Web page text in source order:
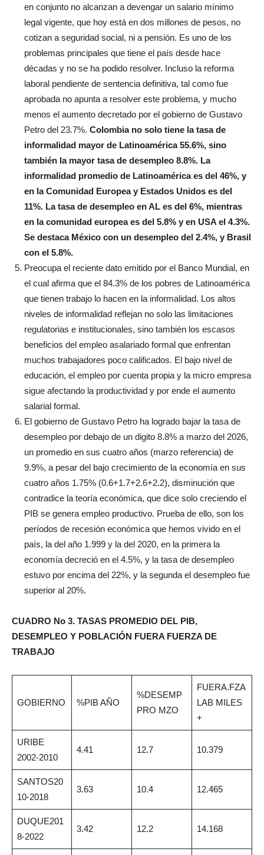
en conjunto no alcanzan a devengar un salario mínimo
legal vigente, que hoy está en dos millones de pesos, no
cotizan a seguridad social, ni a pensión. Es uno de los
problemas principales que tiene el país desde hace
décadas y no se ha podido resolver. Incluso la reforma
laboral pendiente de sentencia definitiva, tal como fue
aprobada no apunta a resolver este problema, y mucho
menos el aumento decretado por el gobierno de Gustavo
Petro del 23.7%. Colombia no solo tiene la tasa de
informalidad mayor de Latinoamérica 55.6%, sino
también la mayor tasa de desempleo 8.8%. La
informalidad promedio de Latinoamérica es del 46%, y
en la Comunidad Europea y Estados Unidos es del
11%. La tasa de desempleo en AL es del 6%, mientras
en la comunidad europea es del 5.8% y en USA el 4.3%.
Se destaca México con un desempleo del 2.4%, y Brasil
con el 5.8%.
Preocupa el reciente dato emitido por el Banco Mundial, en
el cual afirma que el 84.3% de los pobres de Latinoamérica
que tienen trabajo lo hacen en la informalidad. Los altos
niveles de informalidad reflejan no solo las limitaciones
regulatorias e institucionales, sino también los escasos
beneficios del empleo asalariado formal que enfrentan
muchos trabajadores poco calificados. El bajo nivel de
educación, el empleo por cuenta propia y la micro empresa
sigue afectando la productividad y por ende el aumento
salarial formal.
El gobierno de Gustavo Petro ha logrado bajar la tasa de
desempleo por debajo de un digito 8.8% a marzo del 2026,
un promedio en sus cuatro años (marzo referencia) de
9.9%, a pesar del bajo crecimiento de la economía en sus
cuatro años 1.75% (0.6+1.7+2.6+2.2), disminución que
contradice la teoría económica, que dice solo creciendo el
PIB se genera empleo productivo. Prueba de ello, son los
períodos de recesión económica que hemos vivido en el
país, la del año 1.999 y la del 2020, en la primera la
economía decreció en el 4.5%, y la tasa de desempleo
estuvo por encima del 22%, y la segunda el desempleo fue
superior al 20%.
CUADRO No 3. TASAS PROMEDIO DEL PIB,
DESEMPLEO Y POBLACIÓN FUERA FUERZA DE
TRABAJO
GOBIERNO %PIB AÑO
%DESEMP
PRO MZO
FUERA.FZA
LAB MILES
+
URIBE
2002-2010
4.41 12.7 10.379
SANTOS20
10-2018
3.63 10.4 12.465
DUQUE201
8-2022
3.42 12.2 14.168